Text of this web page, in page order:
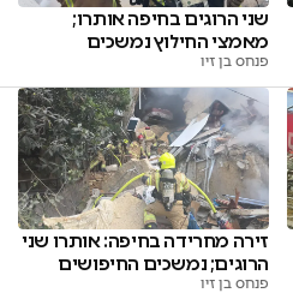
שני הרוגים בחיפה אותרו;
מאמצי החילוץ נמשכים
פנחס בן זיו
זירה מחרידה בחיפה: אותרו שני
הרוגים; נמשכים החיפושים
פנחס בן זיו